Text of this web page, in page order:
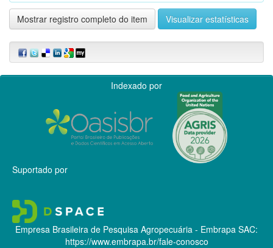
Mostrar registro completo do item Visualizar estatísticas
Indexado por
Suportado por
Empresa Brasileira de Pesquisa Agropecuária - Embrapa SAC:
https://www.embrapa.br/fale-conosco